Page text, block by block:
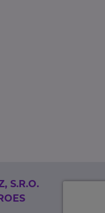
S.R.O.